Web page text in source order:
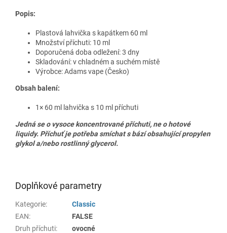
Popis:
Plastová lahvička s kapátkem 60 ml
Množství příchuti: 10 ml
Doporučená doba odležení: 3 dny
Skladování: v chladném a suchém místě
Výrobce:Adams vape (Česko)
Obsah balení:
1× 60 ml lahvička s 10 ml příchuti
Jedná se o vysoce koncentrované příchuti, ne o hotové
liquidy. Příchuť je potřeba smíchat s bází obsahující propylen
glykol a/nebo rostlinný glycerol.
Doplňkové parametry
Kategorie:
Classic
EAN:
FALSE
Druh příchuti:
ovocné